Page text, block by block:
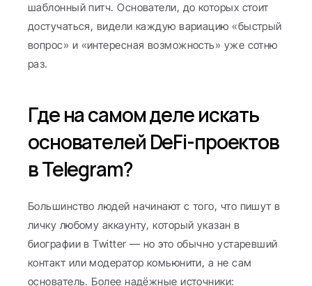
шаблонный питч. Основатели, до которых стоит
достучаться, видели каждую вариацию «быстрый
вопрос» и «интересная возможность» уже сотню
раз.
Где на самом деле искать
основателей DeFi-проектов
в Telegram?
Большинство людей начинают с того, что пишут в
личку любому аккаунту, который указан в
биографии в Twitter — но это обычно устаревший
контакт или модератор комьюнити, а не сам
основатель. Более надёжные источники: